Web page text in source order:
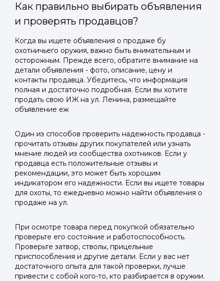
Как правильно выбирать объявления
и проверять продавцов?
Когда вы ищете объявления о продаже бу
охотничьего оружия, важно быть внимательным и
осторожным. Прежде всего, обратите внимание на
детали объявления - фото, описание, цену и
контакты продавца. Убедитесь, что информация
полная и достаточно подробная. Если вы хотите
продать свою ИЖ на ул. Ленина, размещайте
объявление еж
Один из способов проверить надежность продавца -
прочитать отзывы других покупателей или узнать
мнение людей из сообщества охотников. Если у
продавца есть положительные отзывы и
рекомендации, это может быть хорошим
индикатором его надежности. Если вы ищете товары
для охоты, то ежедневно можно найти объявления о
продаже на ул.
При осмотре товара перед покупкой обязательно
проверьте его состояние и работоспособность.
Проверьте затвор, стволы, прицельные
приспособления и другие детали. Если у вас нет
достаточного опыта для такой проверки, лучше
привести с собой кого-то, кто разбирается в оружии.